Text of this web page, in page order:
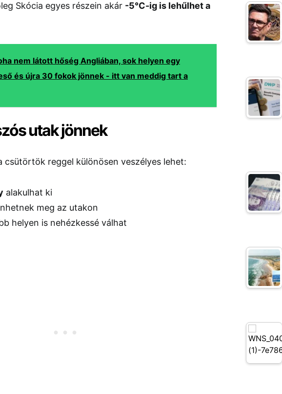
Skócia egyes részein akár -5°C-ig is lehűlhet a
nem látott hőség Angliában, sok helyen egy
és újra 30 fokok jönnek - itt van meddig tart a
utak jönnek
csütörtök reggel különösen veszélyes lehet:
alakulhat ki
meg az utakon
helyen is nehézkessé válhat